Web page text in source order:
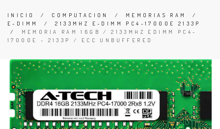
INICIO / COMPUTACION / MEMORIAS RAM
/
E-DIMM
/2133MHZ E-DIMM PC4-17000E 2133P
/ MEMORIA RAM 16GB / 2133MHZ EDIMM PC4-
17000E - 2133P / ECC UNBUFFERED